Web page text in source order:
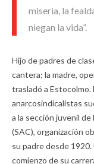
miseria, la
niegan la vida”.
Hijo de padres de
cantera; la madre,
trasladó a
anarcosindicalistas
a la sección juvenil de
(SAC), organización
su padre desde
comienzo de su